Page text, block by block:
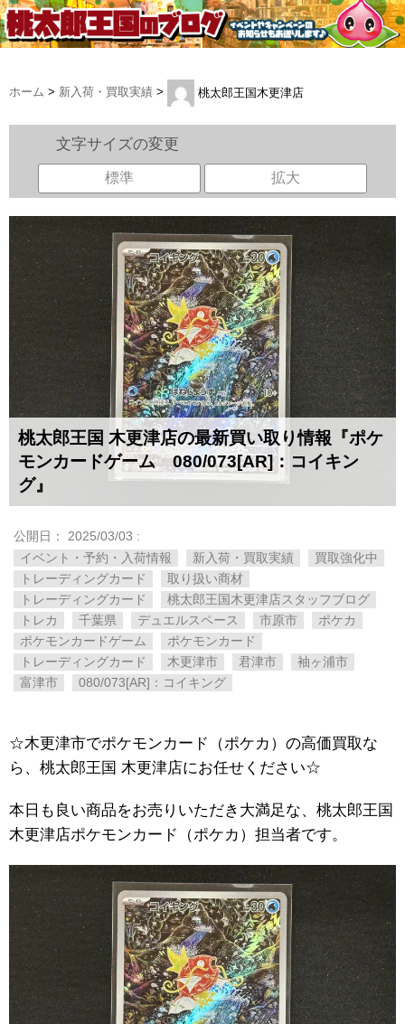
ホーム > 新入荷・買取実績 > 桃太郎王国木更津店
文字サイズの変更
標準 拡大
桃太郎王国 木更津店の最新買い取り情報『ポケ
モンカードゲーム 080/073[AR]：コイキン
グ』
公開日： 2025/03/03 :
イベント・予約・入荷情報
新入荷・買取実績
買取強化中
トレーディングカード
取り扱い商材
トレーディングカード
桃太郎王国木更津店スタッフブログ
トレカ
千葉県 デュエルスペース 市原市
ポケカ
ポケモンカードゲーム
ポケモンカード
トレーディングカード
木更津市 君津市
袖ヶ浦市
富津市
080/073[AR]：コイキング
☆木更津市でポケモンカード（ポケカ）の高価買取な
ら、桃太郎王国 木更津店にお任せください☆
本日も良い商品をお売りいただき大満足な、桃太郎王国
木更津店ポケモンカード（ポケカ）担当者です。